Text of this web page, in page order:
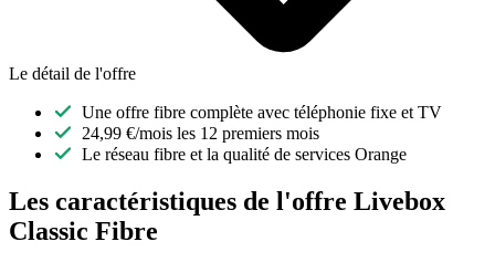
Le détail de l'offre
Une offre fibre complète avec téléphonie fixe et TV
24,99 €/mois les 12 premiers mois
Le réseau fibre et la qualité de services Orange
Les caractéristiques de l'offre Livebox
Classic Fibre